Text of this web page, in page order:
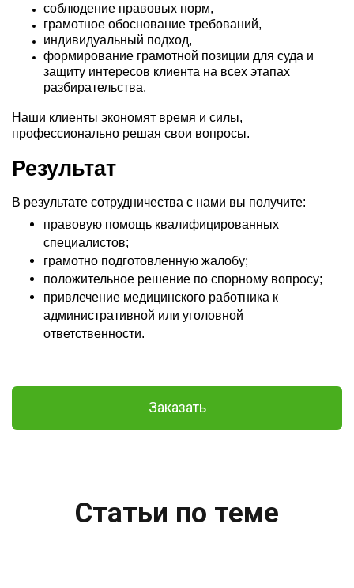
соблюдение правовых норм,
грамотное обоснование требований,
индивидуальный подход,
формирование грамотной позиции для суда и
защиту интересов клиента на всех этапах
разбирательства.
Наши клиенты экономят время и силы,
профессионально решая свои вопросы.
Результат
В результате сотрудничества с нами вы получите:
правовую помощь квалифицированных
специалистов;
грамотно подготовленную жалобу;
положительное решение по спорному вопросу;
привлечение медицинского работника к
административной или уголовной
ответственности.
Заказать
Статьи по теме